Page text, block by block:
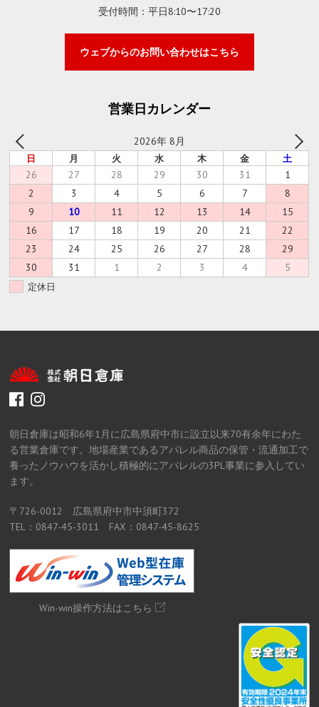
受付時間：平日8:10〜17:20
ウェブからのお問い合わせはこちら
営業日カレンダー
2026年 8月
日 月 火 水 木 金 土
26 27 28 29 30 31
1
2
3 4 5 6 7
8
9
10 11 12 13 14
15
16
17 18 19 20 21
22
23
24 25 26 27 28
29
30
31 1 2 3 4 5
定休日
facebook
朝日倉庫は昭和6年1月に広島県府中市に設立以来70有余年にわた
る営業倉庫です。地場産業であるアパレル商品の保管・流通加工で
養ったノウハウを活かし積極的にアパレルの3PL事業に参入してい
ます。
〒726-0012 広島県府中市中須町372
TEL：0847-45-3011 FAX：0847-45-8625
Win-win操作方法はこちら